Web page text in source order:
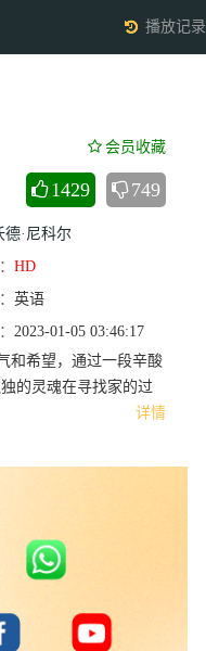
播放记录
会员收藏
1429 749
德·尼科尔
HD
英语
2023-01-05 03:46:17
详情
和希望，通过一段辛酸
的灵魂在寻找家的过